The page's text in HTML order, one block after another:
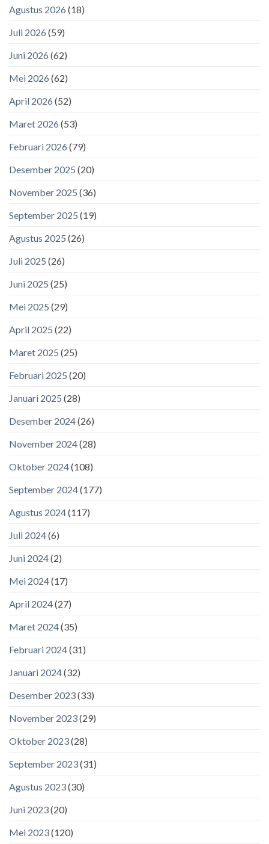
Agustus 2026 (18)
Juli 2026 (59)
Juni 2026 (62)
Mei 2026 (62)
April 2026 (52)
Maret 2026 (53)
Februari 2026 (79)
Desember 2025 (20)
November 2025 (36)
September 2025 (19)
Agustus 2025 (26)
Juli 2025 (26)
Juni 2025 (25)
Mei 2025 (29)
April 2025 (22)
Maret 2025 (25)
Februari 2025 (20)
Januari 2025 (28)
Desember 2024(26)
November 2024(28)
Oktober 2024(108)
September 2024(177)
Agustus 2024(117)
Juli 2024(6)
Juni 2024(2)
Mei 2024(17)
April 2024(27)
Maret 2024(35)
Februari 2024(31)
Januari 2024(32)
Desember 2023(33)
November 2023(29)
Oktober 2023(28)
September 2023(31)
Agustus 2023(30)
Juni 2023(20)
Mei 2023(120)